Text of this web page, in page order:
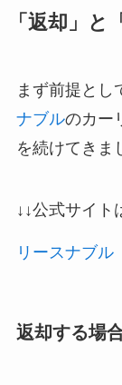
「返却」
まず前提とし
ナブルのカー
を続けてきま
↓↓公式サイト
リースナブル
返却する場